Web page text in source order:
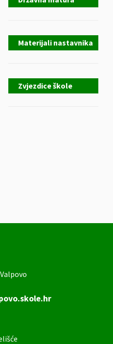
Materijali nastavnika
Zvjezdice škole